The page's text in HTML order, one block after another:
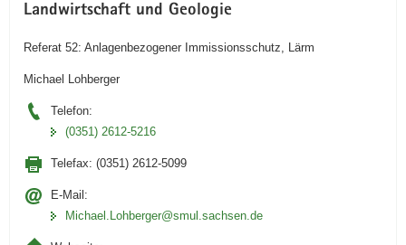
Landwirtschaft und Geologie
Referat 52: Anlagenbezogener Immissionsschutz, Lärm
Michael Lohberger
Telefon:
(0351) 2612-5216
Telefax: (0351) 2612-5099
E-Mail:
Michael.Lohberger@smul.sachsen.de